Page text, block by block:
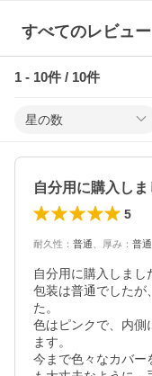
すべてのレビュー
1 - 10件 / 10件
星の数
5
耐久性 ： 普通 厚み ： 普通
自分用に購入しまし
包装は普通でしたが
た。
色はピンクで、内側
ます。
今まで色々なカバー